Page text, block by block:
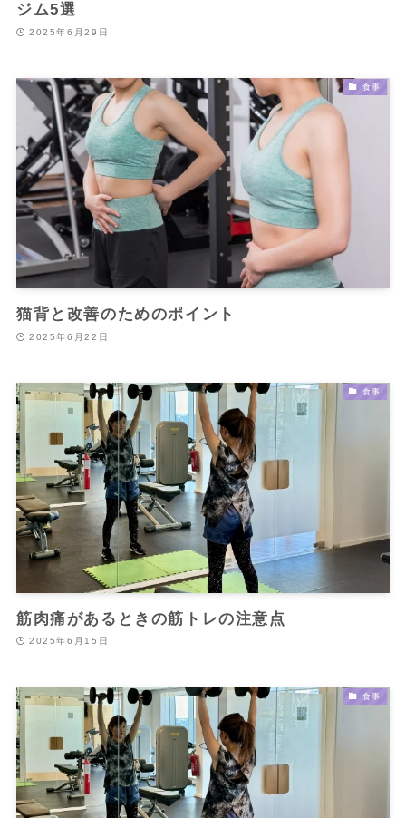
ジム5選
2025年6月29日
食事
猫背と改善のためのポイント
2025年6月22日
食事
筋肉痛があるときの筋トレの注意点
2025年6月15日
食事